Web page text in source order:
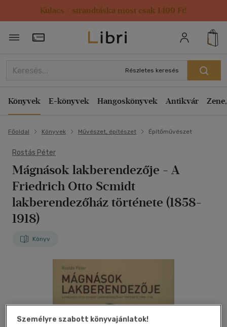
Kulacs / strandtáska most csak 1499 Ft!
Törzsvásárlói Kártya adatai
Részletes keresés
Könyvek E-könyvek Hangoskönyvek Antikvár
Főoldal Könyvek Művészet, építészet Építőművészet
Rostás Péter
Mágnások lakberendezője - A
Friedrich Otto Scmidt
lakberendezőház története (1858-
1918)
Könyv
Személyre szabott könyvajánlatok!